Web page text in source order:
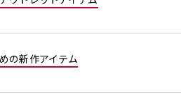
の新作アイテム